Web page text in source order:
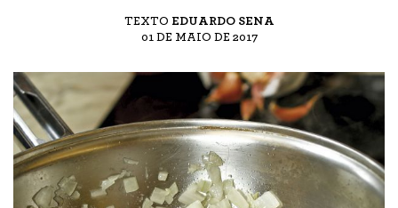
TEXTO EDUARDO SENA
01 DE MAIO DE 2017